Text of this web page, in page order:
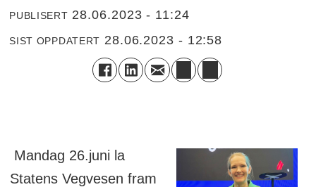
PUBLISERT 28.06.2023 - 11:24
SIST OPPDATERT 28.06.2023 - 12:58
Mandag 26.juni la
Statens Vegvesen fram